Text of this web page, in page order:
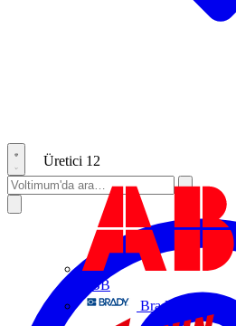
Üretici 12
ABB
Brady